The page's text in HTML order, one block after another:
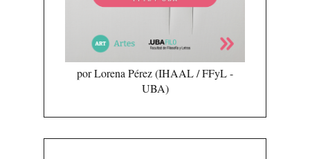
por Lorena Pérez (IHAAL / FFyL -
UBA)